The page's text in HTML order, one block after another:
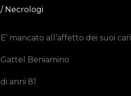
/ Necrologi
E’ mancato all’affetto dei suoi cari
Gattel Beniamino
di anni 81